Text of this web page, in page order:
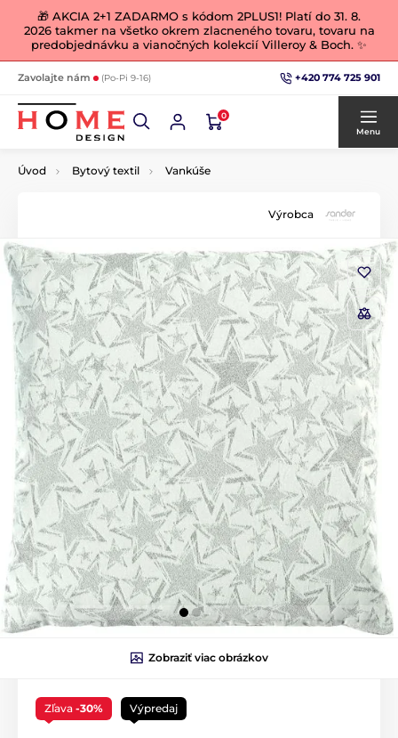
🎁 AKCIA 2+1 ZADARMO s kódom 2PLUS1! Platí do 31. 8.
2026 takmer na všetko okrem zlacneného tovaru, tovaru na
predobjednávku a vianočných kolekcií Villeroy & Boch. ✨
Zavolajte nám (Po-Pi 9-16) +420 774 725 901
0
Menu
Úvod Bytový textil Vankúše
Výrobca
Zobraziť viac obrázkov
Zľava -30% Výpredaj